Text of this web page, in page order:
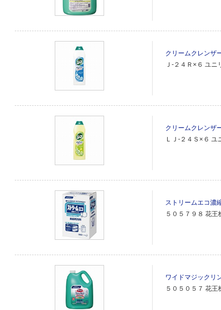
クリームクレン
Ｊ‐２４Ｒ×６ ユニ
クリームクレン
ＬＪ‐２４Ｓ×６ ユ
ストリームエコ
５０５７９８ 花王
ワイドマジック
５０５０５７ 花王